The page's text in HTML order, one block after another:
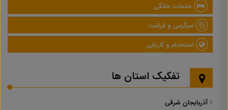
خدمات خانگی
سرگرمی و فراغت
استخدام و کاریابی
تفکیک استان ها
آذربایجان شرقی